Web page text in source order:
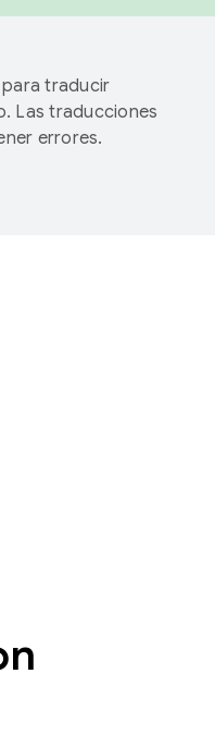
traducir
Las traducciones
errores.